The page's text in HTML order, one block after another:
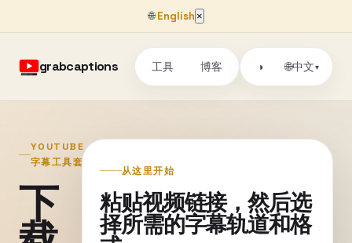
🌐English ×
grabcaptions 工具 博客 ◑ 🌐中文▾
YOUTUBE
字幕工具套件
下
从这里开始
粘贴视频链接，然后选
择所需的字幕轨道和格